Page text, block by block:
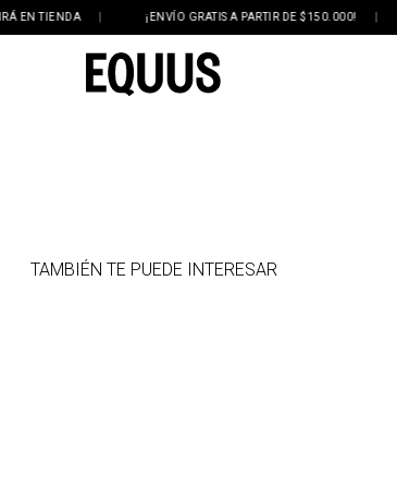
TIENDA | ¡ENVÍO GRATIS A PARTIR DE $150.000! |
TAMBIÉN TE PUEDE INTERESAR